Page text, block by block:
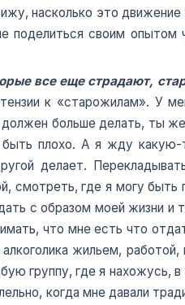
насколько это
поделиться своим
все еще страдают,
к «старожилам». У
больше делать, ты
плохо. А я жду
делает.
смотреть, где я могу
с образом моей жизни и
что мне есть что
жильем, работой,
группу, где я нахожусь,
когда мне давали